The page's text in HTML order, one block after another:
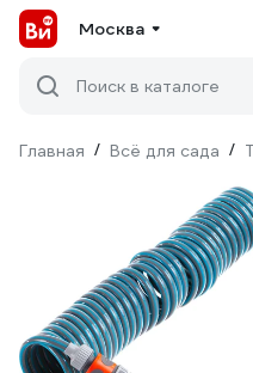
Москва
Поиск в каталоге
Главная / Всё для сада /